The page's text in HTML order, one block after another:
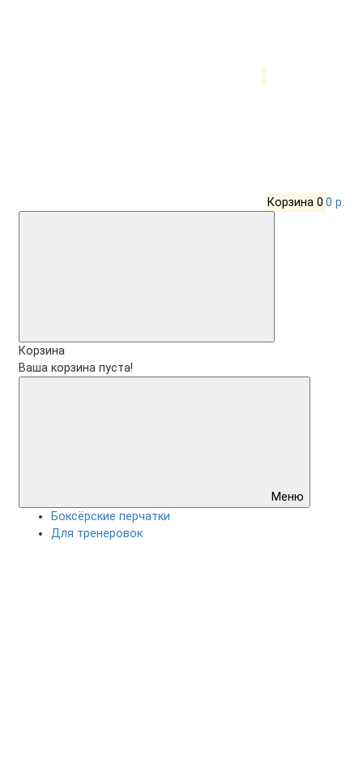
Корзина 0 0 р.
Корзина
Ваша корзина пуста!
Меню
Боксёрские перчатки
Для тренеровок